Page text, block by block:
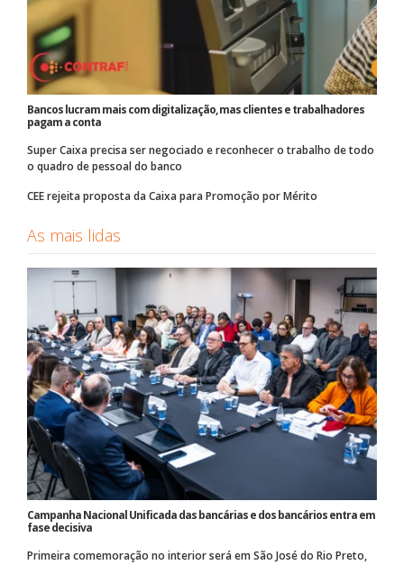
Bancos lucram mais com digitalização, mas clientes e trabalhadores
pagam a conta
Super Caixa precisa ser negociado e reconhecer o trabalho de todo
o quadro de pessoal do banco
CEE rejeita proposta da Caixa para Promoção por Mérito
As mais lidas
Campanha Nacional Unificada das bancárias e dos bancários entra em
fase decisiva
Primeira comemoração no interior será em São José do Rio Preto,